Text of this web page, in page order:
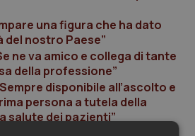
una figura che ha dato
nostro Paese”
ne va amico e collega di tante
della professione”
disponibile all’ascolto e
persona a tutela della
salute dei pazienti”